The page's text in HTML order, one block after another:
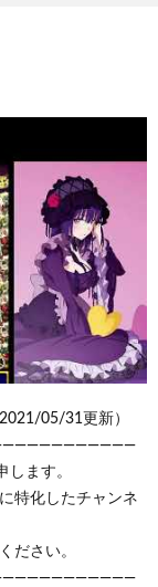
05/31更新）
します。
特化したチャンネ
ださい。